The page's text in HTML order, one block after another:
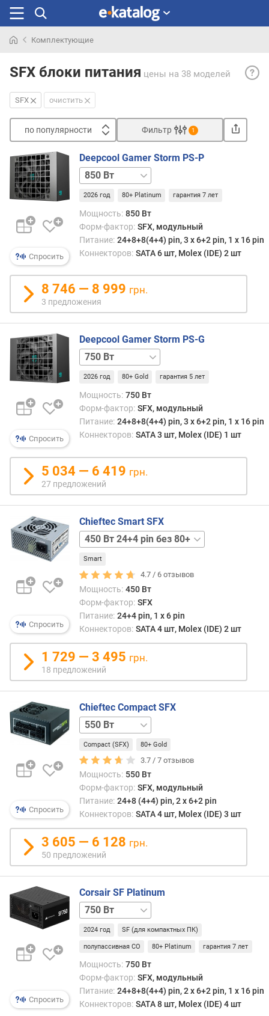
раньше
Комплектующие
SFX блоки питания цены на 38 моделей
SFX
—
для
ATX,
SFX
SFX очистить
по популярности
п
о
п
о
п
у
я
р
н
о
о
т
д
ш
е
ы
х
к
д
о
р
о
г
и
м
о
т
о
р
о
г
и
х
к
д
е
ш
в
ы
п
о
т
м
о
д
е
д
Фильтр 1
Спросить
Deepcool Gamer Storm PS-P
1000 Вт
2026 год 80+ Platinum гарантия 7 лет
Мощность: 850 Вт
Форм-фактор: SFX, модульный
Питание: 24+8+8(4+4) pin, 3 х 6+2 pin, 1 x 16 pin
Коннекторов: SATA 6 шт, Molex (IDE) 2 шт
8 746 — 8 999 грн.
3 предложения
Спросить
Deepcool Gamer Storm PS-G
750 Вт
белый
850 Вт850 Вт
белый
2026 год 80+ Gold гарантия 5 лет
Мощность: 750 Вт
Форм-фактор: SFX, модульный
Питание: 24+8+8(4+4) pin, 3 х 6+2 pin, 1 x 16 pin
Коннекторов: SATA 3 шт, Molex (IDE) 1 шт
5 034 — 6 419 грн.
27 предложений
Спросить
Chieftec Smart SFX
250 Вт
24+4 pin
без
80+
Smart
4.7 / 6 отзывов
Мощность: 450 Вт
Форм-фактор: SFX
Питание: 24+4 pin, 1 x 6 pin
Коннекторов: SATA 4 шт, Molex (IDE) 2 шт
1 729 — 3 495 грн.
18 предложений
Спросить
Chieftec Compact SFX
450 Вт650 Вт
Compact (SFX) 80+ Gold
3.7 /7 отзывов
Мощность: 550 Вт
Форм-фактор: SFX, модульный
Питание: 24+8 (4+4) pin, 2 х 6+2 pin
Коннекторов: SATA 4 шт, Molex (IDE) 3 шт
3 605 — 6 128 грн.
50 предложений
Спросить
Corsair SF Platinum
850 Вт1000 Вт
2024 год SF (для компактных ПК)
полупассивная СО 80+ Platinum гарантия 7 лет
Мощность: 750 Вт
Форм-фактор: SFX, модульный
Питание: 24+8+8(4+4) pin, 2 х 6+2 pin, 1 x 16 pin
Коннекторов: SATA 8 шт, Molex (IDE) 4 шт